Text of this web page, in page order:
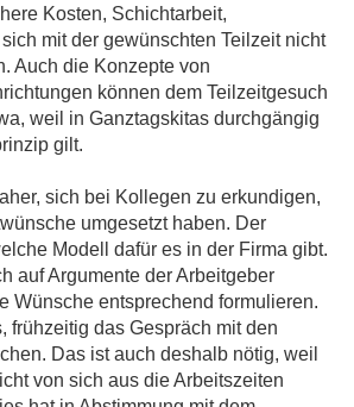
Kosten, Schichtarbeit,
mit der gewünschten Teilzeit nicht
Auch die Konzepte von
können dem Teilzeitgesuch
weil in Ganztagskitas durchgängig
gilt.
sich bei Kollegen zu erkundigen,
umgesetzt haben. Der
Modell dafür es in der Firma gibt.
auf Argumente der Arbeitgeber
Wünsche entsprechend formulieren.
frühzeitig das Gespräch mit den
Das ist auch deshalb nötig, weil
von sich aus die Arbeitszeiten